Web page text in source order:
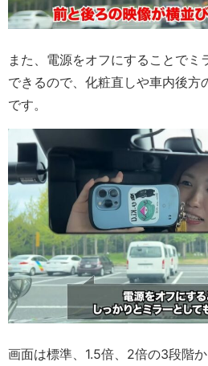
また、電源をオフにすることでミ
できるので、化粧直しや車内後方
です。
画面は標準、1.5倍、2倍の3段階